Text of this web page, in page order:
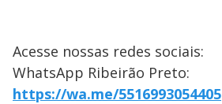
Acesse nossas redes sociais:
WhatsApp Ribeirão Preto:
https://wa.me/5516993054405